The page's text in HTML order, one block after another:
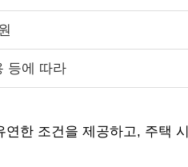
등에 따라
연한 조건을 제공하고, 주택